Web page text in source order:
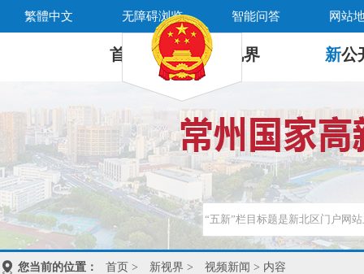
繁體中文 无障碍浏览 智能问答 网站
首 页 新 视界 新公
您当前的位置： 首页 > 新视界 > 视频新闻 > 内容